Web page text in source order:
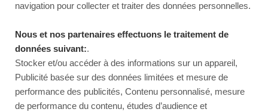
navigation pour collecter et traiter des données personnelles.
Nous et nos partenaires effectuons le traitement de
données suivant:.
Stocker et/ou accéder à des informations sur un appareil,
Publicité basée sur des données limitées et mesure de
performance des publicités, Contenu personnalisé, mesure
de performance du contenu, études d’audience et